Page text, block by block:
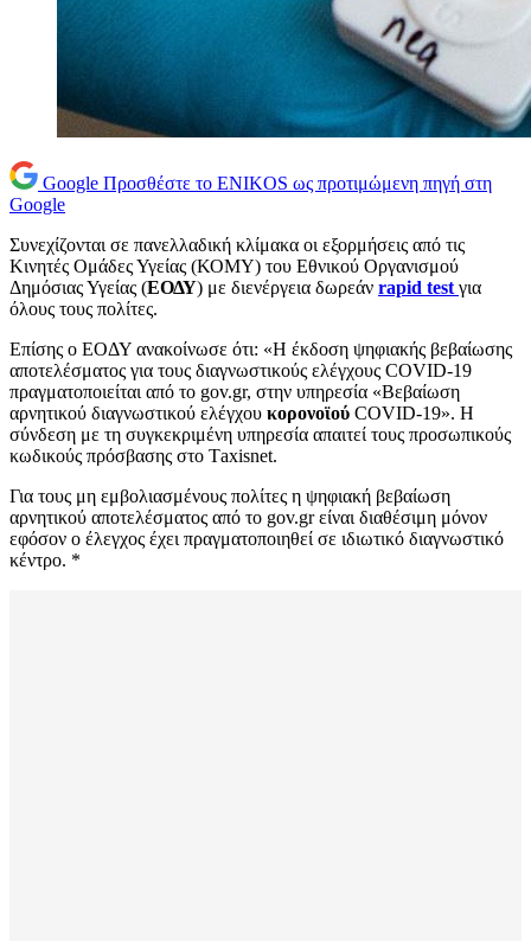
Google Προσθέστε το ENIKOS ως προτιμώμενη πηγή στη
Google
Συνεχίζονται σε πανελλαδική κλίμακα οι εξορμήσεις από τις
Κινητές Ομάδες Υγείας (ΚΟΜΥ) του Εθνικού Οργανισμού
Δημόσιας Υγείας (ΕΟΔΥ) με διενέργεια δωρεάν rapid test για
όλους τους πολίτες.
Επίσης ο ΕΟΔΥ ανακοίνωσε ότι: «Η έκδοση ψηφιακής βεβαίωσης
αποτελέσματος για τους διαγνωστικούς ελέγχους COVID-19
πραγματοποιείται από το gov.gr, στην υπηρεσία «Βεβαίωση
αρνητικού διαγνωστικού ελέγχου κορονοϊού COVID-19». Η
σύνδεση με τη συγκεκριμένη υπηρεσία απαιτεί τους προσωπικούς
κωδικούς πρόσβασης στο Τaxisnet.
Για τους μη εμβολιασμένους πολίτες η ψηφιακή βεβαίωση
αρνητικού αποτελέσματος από το gov.gr είναι διαθέσιμη μόνον
εφόσον ο έλεγχος έχει πραγματοποιηθεί σε ιδιωτικό διαγνωστικό
κέντρο. *